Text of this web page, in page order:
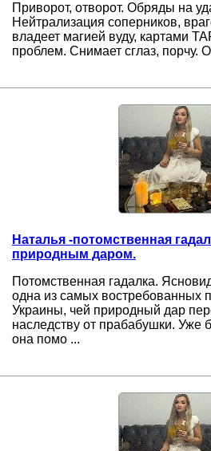
Приворот, отворот. Обряды на
Нейтрализация соперников,
владеет магией вуду, картами
проблем. Снимает сглаз, порчу.
Наталья -потомственная
природным даром.
Потомственная гадалка.
одна из самых востребованных
Украины, чей природный дар
наследству от прабабушки. Уже
она помо ...